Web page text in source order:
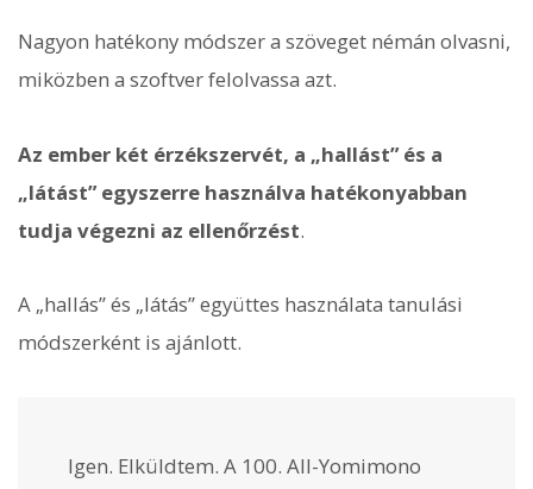
Nagyon hatékony módszer a szöveget némán olvasni,
miközben a szoftver felolvassa azt.
Az ember két érzékszervét, a „hallást” és a
„látást” egyszerre használva hatékonyabban
tudja végezni az ellenőrzést.
A „hallás” és „látás” együttes használata tanulási
módszerként is ajánlott.
Igen. Elküldtem. A 100. All-Yomimono